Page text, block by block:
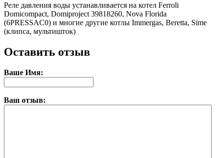
Реле давления воды устанавливается на котел Ferroli
Domicompact, Domiproject 39818260, Nova Florida
(6PRESSAC0) и многие другие котлы Immergas, Beretta, Sime
(клипса, мультишток)
Оставить отзыв
Ваше Имя:
Ваш отзыв: